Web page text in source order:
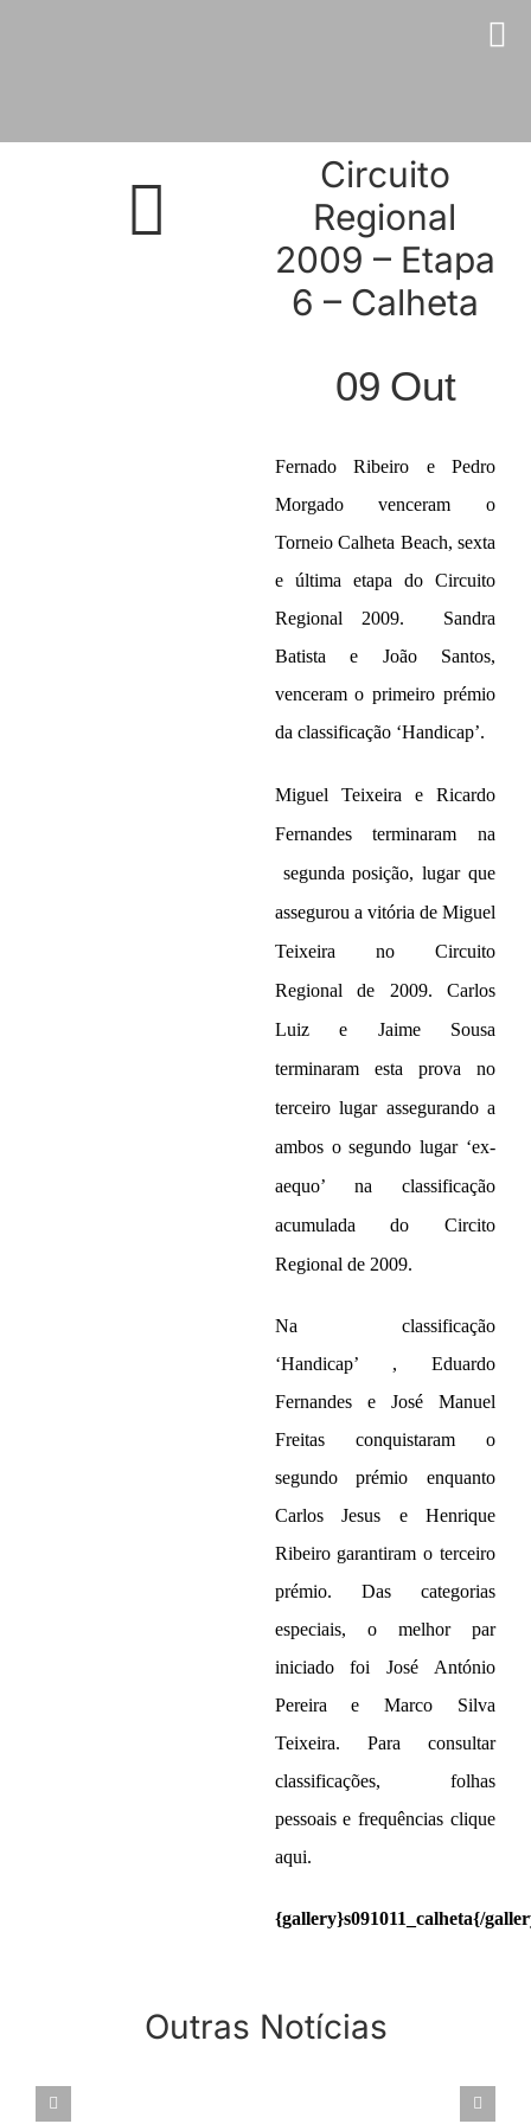
Circuito
Regional
2009 – Etapa
6 – Calheta
09 Out
Fernado Ribeiro e Pedro
Morgado venceram o
Torneio Calheta Beach, sexta
e última etapa do Circuito
Regional 2009. Sandra
Batista e João Santos,
venceram o primeiro prémio
da classificação ‘Handicap’.
Miguel Teixeira e Ricardo
Fernandes terminaram na
segunda posição, lugar que
assegurou a vitória de Miguel
Teixeira no Circuito
Regional de 2009. Carlos
Luiz e Jaime Sousa
terminaram esta prova no
terceiro lugar assegurando a
ambos o segundo lugar ‘ex-
aequo’ na classificação
acumulada do Circito
Regional de 2009.
Na classificação
‘Handicap’ , Eduardo
Fernandes e José Manuel
Freitas conquistaram o
segundo prémio enquanto
Carlos Jesus e Henrique
Ribeiro garantiram o terceiro
prémio. Das categorias
especiais, o melhor par
iniciado foi José António
Pereira e Marco Silva
Teixeira. Para consultar
classificações, folhas
pessoais e frequências clique
aqui.
{gallery}s091011_calheta{/
Outras Notícias
REGIONAL
ETAPA 1 –
CAMPEONATO
GERAL
19.OUT.2022